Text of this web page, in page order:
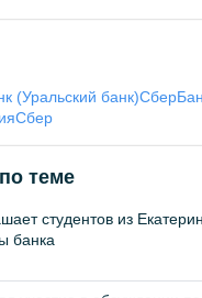
(Уральский банк)
Сбер
теме
студентов из
банка